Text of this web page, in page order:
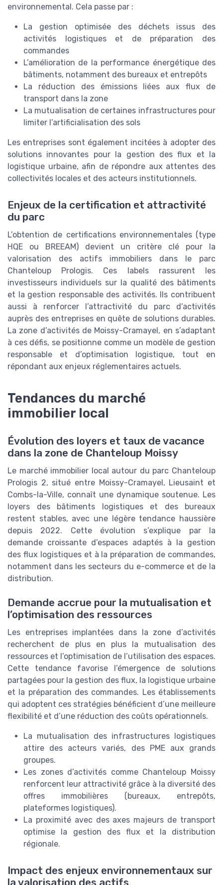
environnemental. Cela passe par :
La gestion optimisée des déchets issus des
activités logistiques et de préparation des
commandes
L’amélioration de la performance énergétique des
bâtiments, notamment des bureaux et entrepôts
La réduction des émissions liées aux flux de
transport dans la zone
La mutualisation de certaines infrastructures pour
limiter l’artificialisation des sols
Les entreprises sont également incitées à adopter des
solutions innovantes pour la gestion des flux et la
logistique urbaine, afin de répondre aux attentes des
collectivités locales et des acteurs institutionnels.
Enjeux de la certification et attractivité
du parc
L’obtention de certifications environnementales (type
HQE ou BREEAM) devient un critère clé pour la
valorisation des actifs immobiliers dans le parc
Chanteloup Prologis. Ces labels rassurent les
investisseurs individuels sur la qualité des bâtiments
et la gestion responsable des activités. Ils contribuent
aussi à renforcer l’attractivité du parc d’activités
auprès des entreprises en quête de solutions durables.
La zone d’activités de Moissy-Cramayel, en s’adaptant
à ces défis, se positionne comme un modèle de gestion
responsable et d’optimisation logistique, tout en
répondant aux enjeux réglementaires actuels.
Tendances du marché
immobilier local
Évolution des loyers et taux de vacance
dans la zone de Chanteloup Moissy
Le marché immobilier local autour du parc Chanteloup
Prologis 2, situé entre Moissy-Cramayel, Lieusaint et
Combs-la-Ville, connaît une dynamique soutenue. Les
loyers des bâtiments logistiques et des bureaux
restent stables, avec une légère tendance haussière
depuis 2022. Cette évolution s’explique par la
demande croissante d’espaces adaptés à la gestion
des flux logistiques et à la préparation de commandes,
notamment dans les secteurs du e-commerce et de la
distribution.
Demande accrue pour la mutualisation et
l’optimisation des ressources
Les entreprises implantées dans la zone d’activités
recherchent de plus en plus la mutualisation des
ressources et l’optimisation de l’utilisation des espaces.
Cette tendance favorise l’émergence de solutions
partagées pour la gestion des flux, la logistique urbaine
et la préparation des commandes. Les établissements
qui adoptent ces stratégies bénéficient d’une meilleure
flexibilité et d’une réduction des coûts opérationnels.
La mutualisation des infrastructures logistiques
attire des acteurs variés, des PME aux grands
groupes.
Les zones d’activités comme Chanteloup Moissy
renforcent leur attractivité grâce à la diversité des
offres immobilières (bureaux, entrepôts,
plateformes logistiques).
La proximité avec des axes majeurs de transport
optimise la gestion des flux et la distribution
régionale.
Impact des enjeux environnementaux sur